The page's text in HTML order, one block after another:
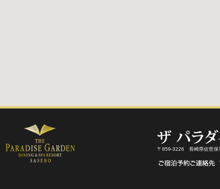
〒859-3226 長崎県佐世保